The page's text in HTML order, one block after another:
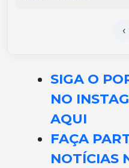
SIGA O
NO
AQUI
FAÇA
NOTÍCIAS